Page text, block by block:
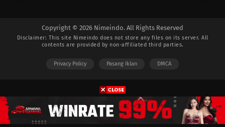
longsor. Yuki Souma, “pangeran” di
sekolahnya, dan sepupunya Shigure
Souma, seorang penulis terkenal,
mengundangnya untuk tinggal
rumah kakeknya selesai.
Setibanya di rumah Souma, Tooru
menemukan rahasia mereka: jika
seorang Souma dipeluk oleh lawan
segala hal diperbolehkan di ring
Tokugawa sehingga setiap petarung
dan gerakan rahasia terkuat mereka.
sebagai juara bertahan ring
pertarungan Tokugawa. Apakah dia
akan mampu keluar sebagai
pemenang?
Copyright © 2026 Nimeindo. All Rights Reserved
Disclaimer: This site Nimeindo does not store any files on its server. All
contents are provided by non-affiliated third parties.
Privacy Policy Pasang Iklan DMCA